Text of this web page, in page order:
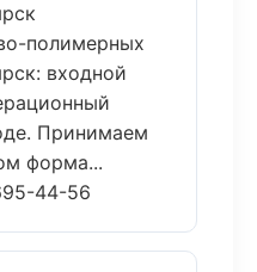
полимерных
входной
Принимаем
форма...
44-56